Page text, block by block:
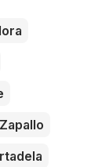
Zapallo